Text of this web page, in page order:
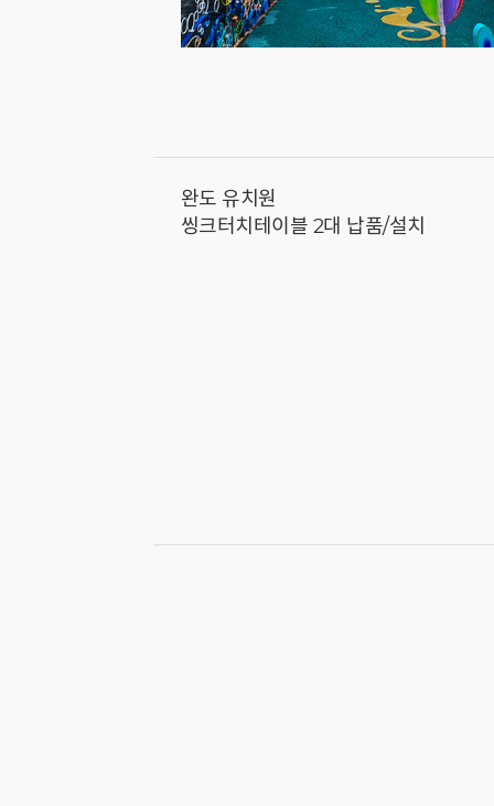
완도 유치원
씽크터치테이블 2대 납품/설치